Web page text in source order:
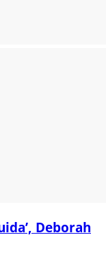
Deborah